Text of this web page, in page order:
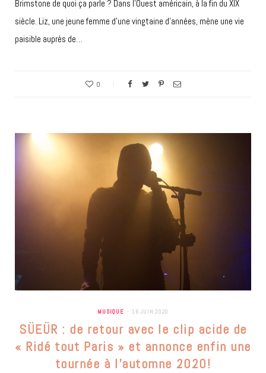
Brimstone de quoi ça parle ? Dans l’Ouest américain, à la fin du XIX
siècle. Liz, une jeune femme d’une vingtaine d’années, mène une vie
paisible auprès de…
0
MUSIQUE 16 JUIN 2020
SÜEÜR : de retour avec le clip acide de
« Ridé tout Paris » et annonce enfin une
tournée à l’automne 2020!